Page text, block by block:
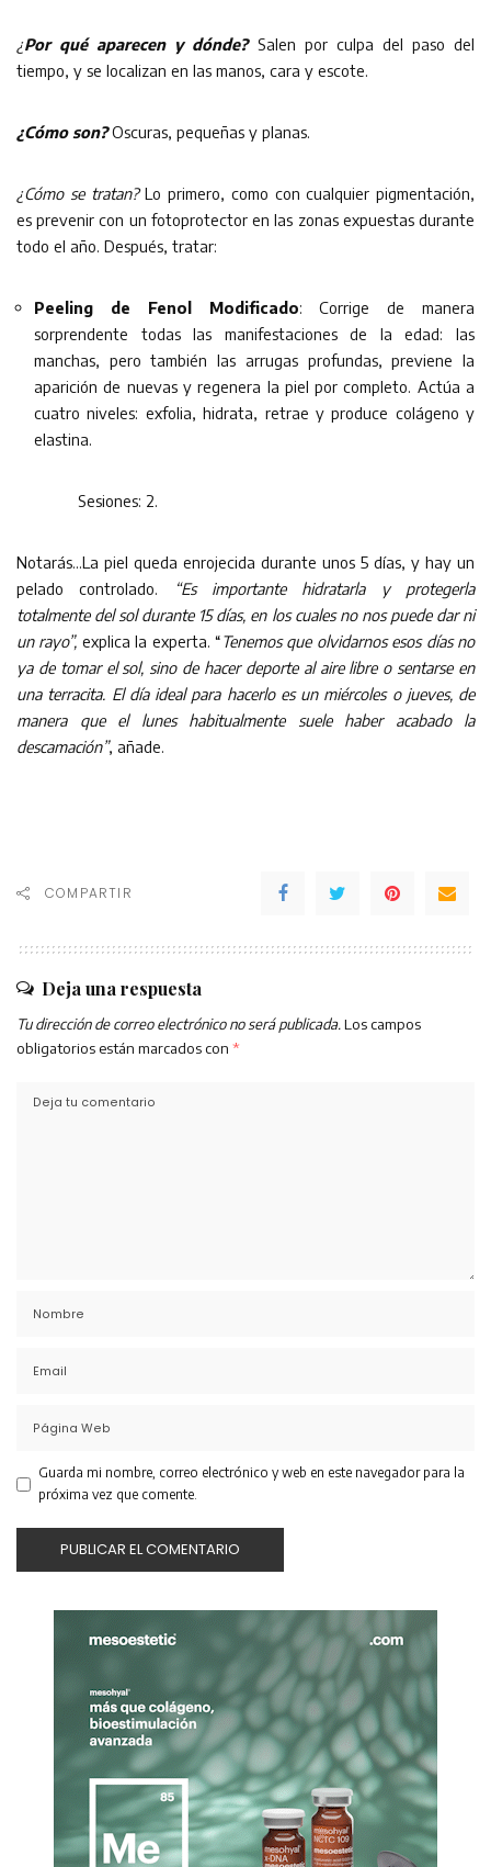
¿Por qué aparecen y dónde?Salen por culpa del paso del
tiempo, y se localizan en las manos, cara y escote.
¿Cómo son? Oscuras, pequeñas y planas.
¿Cómo se tratan?Lo primero, como con cualquier pigmentación,
es prevenir con un fotoprotector en las zonas expuestas durante
todo el año. Después, tratar:
Peeling de Fenol Modificado: Corrige de manera
sorprendente todas las manifestaciones de la edad: las
manchas, pero también las arrugas profundas, previene la
aparición de nuevas y regenera la piel por completo. Actúa a
cuatro niveles: exfolia, hidrata, retrae y produce colágeno y
elastina.
Sesiones: 2.
Notarás…La piel queda enrojecida durante unos 5 días, y hay un
pelado controlado.
“Es importante hidratarla y protegerla
totalmente del sol durante 15 días, en los cuales no nos puede dar ni
un rayo”, explica la experta. “Tenemos que olvidarnos esos días no
ya de tomar el sol, sino de hacer deporte al aire libre o sentarse en
una terracita. El día ideal para hacerlo es un miércoles o jueves, de
manera que el lunes habitualmente suele haber acabado la
descamación”, añade.
COMPARTIR
Deja una respuesta
Tu dirección de correo electrónico no será publicada. Los campos
obligatorios están marcados con *
Guarda mi nombre, correo electrónico y web en este navegador para la
próxima vez que comente.